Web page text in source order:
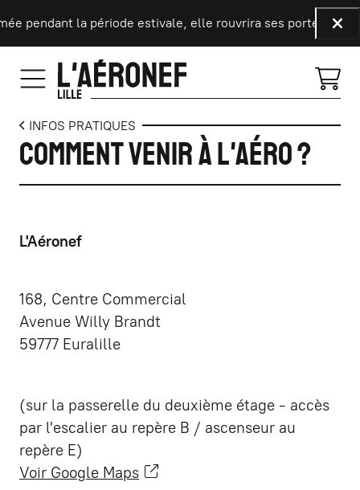
pendant la période estivale, elle rouvrira ses portes le 9
INFOS PRATIQUES
Comment venir à L'Aéro ?
L'Aéronef
168, Centre Commercial
Avenue Willy Brandt
59777 Euralille
(sur la passerelle du deuxième étage - accès
par l'escalier au repère B / ascenseur au
repère E)
Voir Google Maps